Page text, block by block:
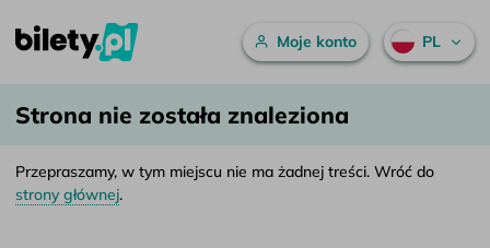
Przejdź do treści
bilety.pl – Porównaj bilety autokarowe i znajdź najlepsze połączenie
Menu główne
Moje konto PL
Strona nie została znaleziona
Przepraszamy, w tym miejscu nie ma żadnej treści. Wróć do
strony głównej.